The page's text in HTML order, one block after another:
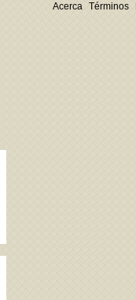
Acerca Términos